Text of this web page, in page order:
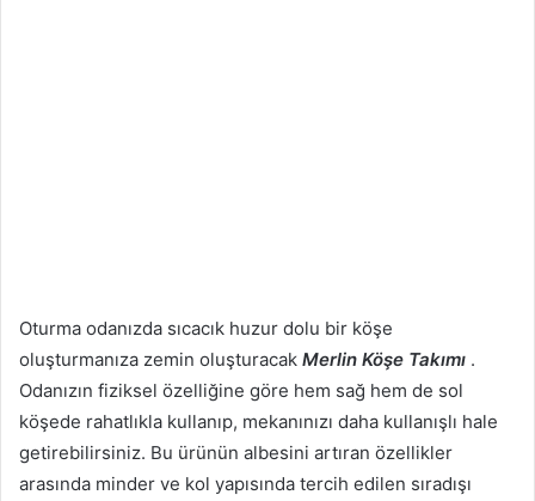
Oturma odanızda sıcacık huzur dolu bir köşe
oluşturmanıza zemin oluşturacak Merlin Köşe Takımı .
Odanızın fiziksel özelliğine göre hem sağ hem de sol
köşede rahatlıkla kullanıp, mekanınızı daha kullanışlı hale
getirebilirsiniz. Bu ürünün albesini artıran özellikler
arasında minder ve kol yapısında tercih edilen sıradışı